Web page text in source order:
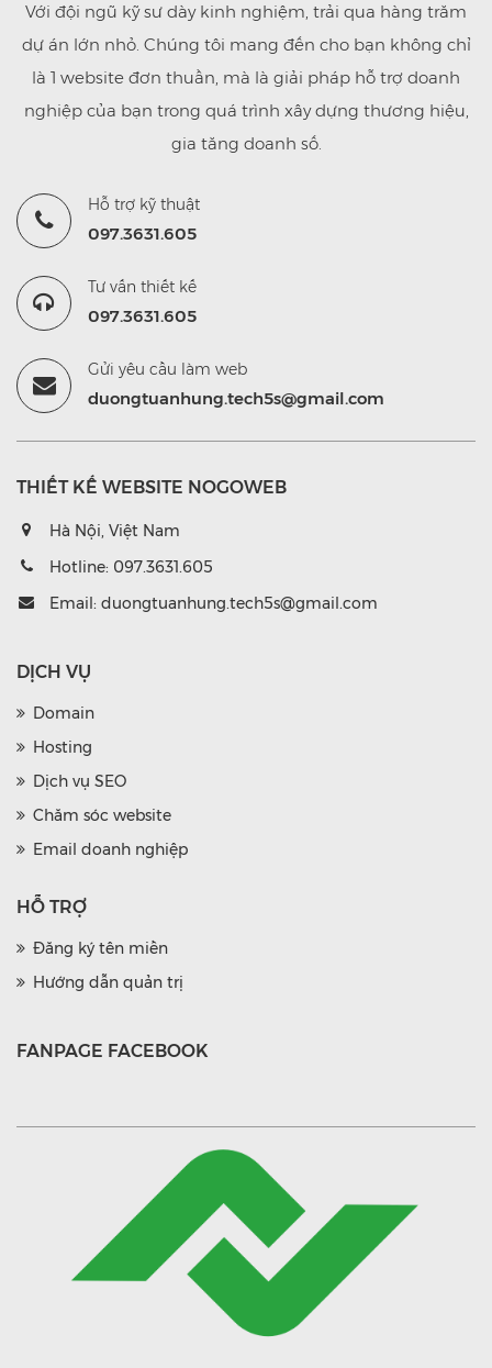
Với đội ngũ kỹ sư dày kinh nghiệm, trải qua hàng trăm
dự án lớn nhỏ. Chúng tôi mang đến cho bạn không chỉ
là 1 website đơn thuần, mà là giải pháp hỗ trợ doanh
nghiệp của bạn trong quá trình xây dựng thương hiệu,
gia tăng doanh số.
Hỗ trợ kỹ thuật
097.3631.605
Tư vấn thiết kế
097.3631.605
Gửi yêu cầu làm web
duongtuanhung.tech5s@gmail.com
THIẾT KẾ WEBSITE NOGOWEB
Hà Nội, Việt Nam
Hotline: 097.3631.605
Email: duongtuanhung.tech5s@gmail.com
DỊCH VỤ
Domain
Hosting
Dịch vụ SEO
Chăm sóc website
Email doanh nghiệp
HỖ TRỢ
Đăng ký tên miền
Hướng dẫn quản trị
FANPAGE FACEBOOK